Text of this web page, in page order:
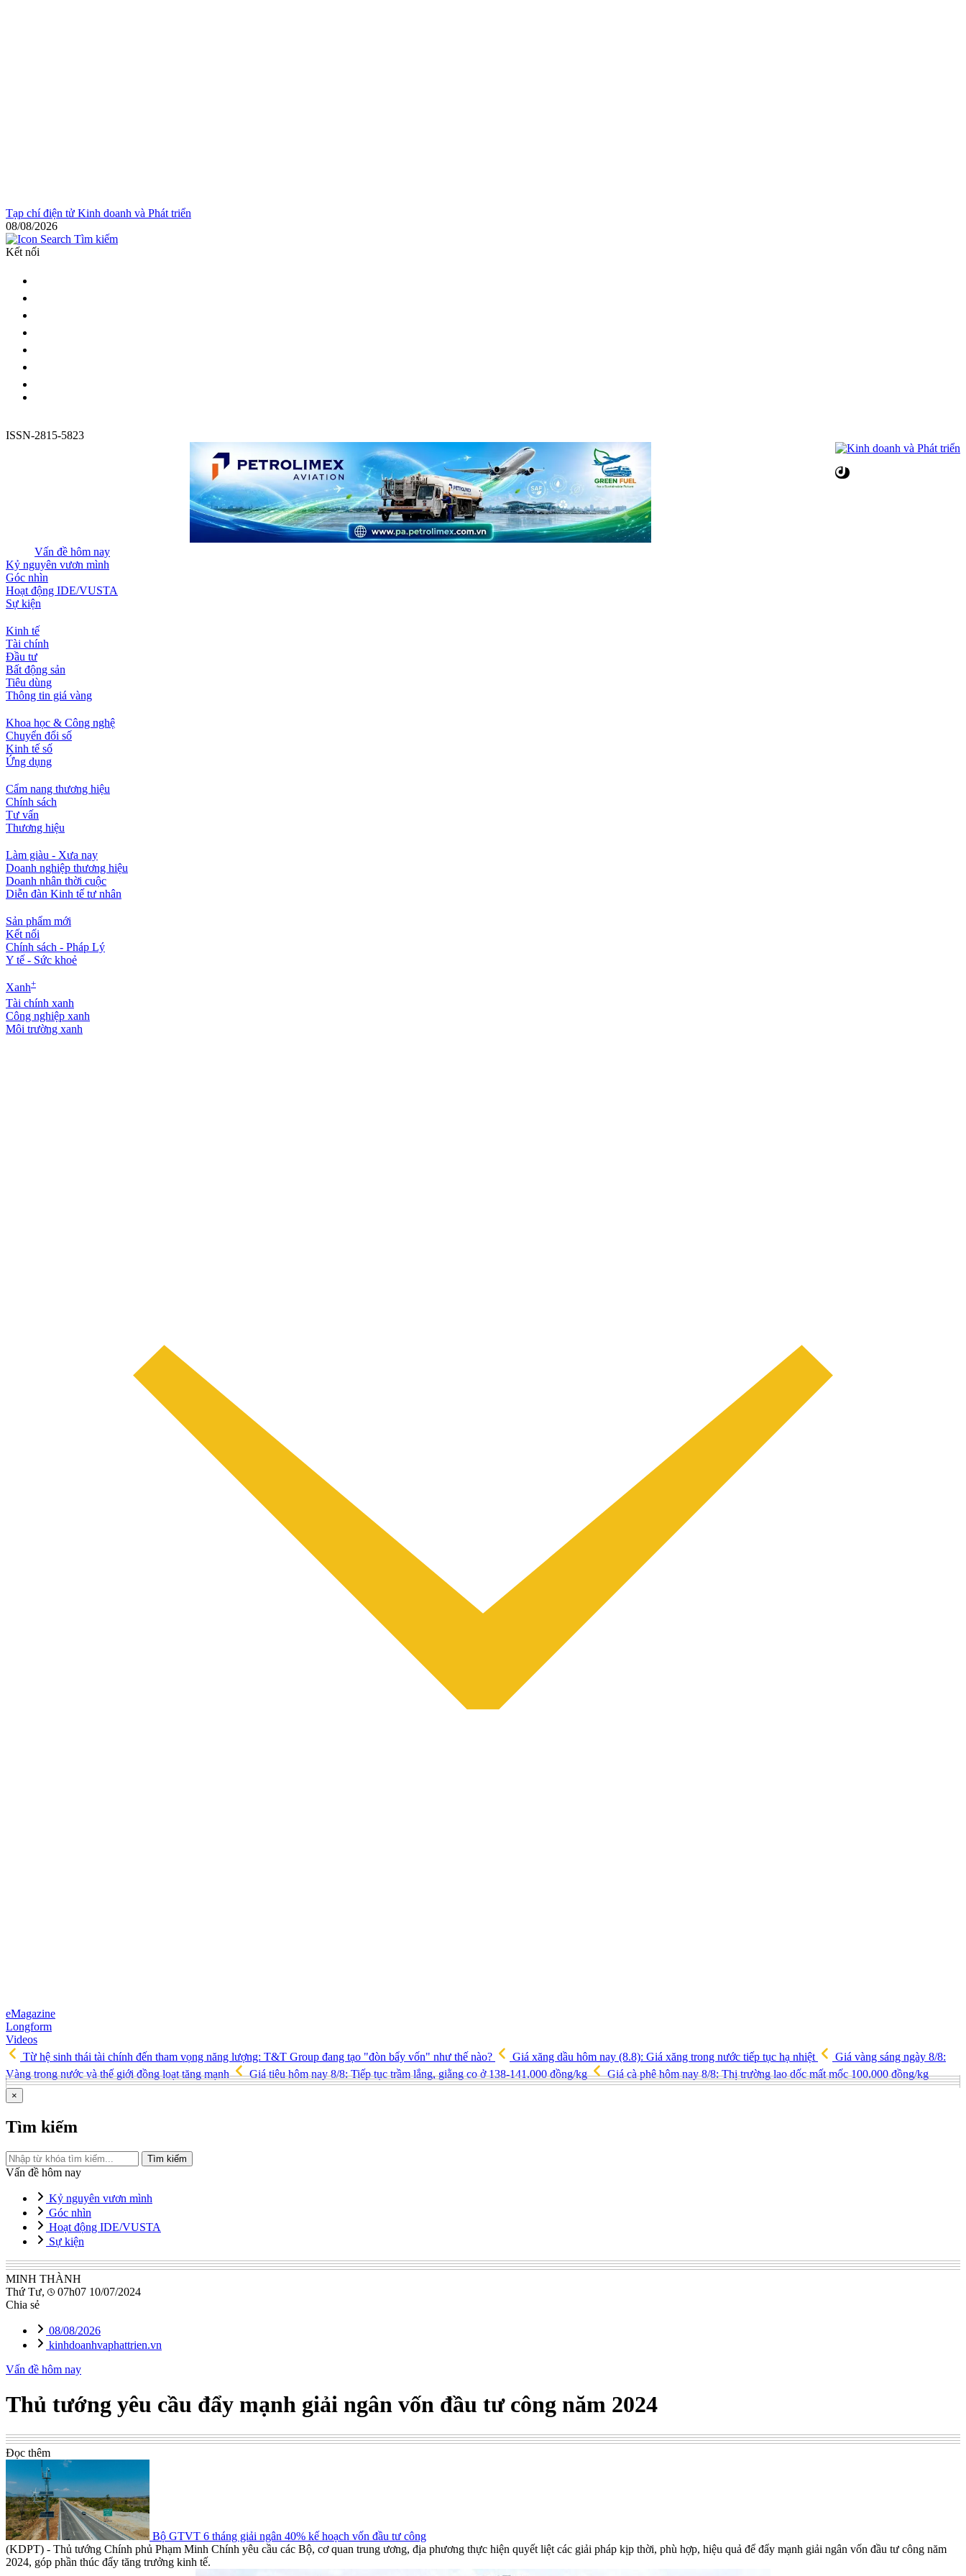
Tạp chí điện tử Kinh doanh và Phát triển
08/08/2026
Tìm kiếm
Kết nối
ISSN-2815-5823
Vấn đề hôm nay
Kỷ nguyên vươn mình
Góc nhìn
Hoạt động IDE/VUSTA
Sự kiện
Kinh tế
Tài chính
Đầu tư
Bất động sản
Tiêu dùng
Thông tin giá vàng
Khoa học & Công nghệ
Chuyển đổi số
Kinh tế số
Ứng dụng
Cẩm nang thương hiệu
Chính sách
Tư vấn
Thương hiệu
Làm giàu - Xưa nay
Doanh nghiệp thương hiệu
Doanh nhân thời cuộc
Diễn đàn Kinh tế tư nhân
Sản phẩm mới
Kết nối
Chính sách - Pháp Lý
Y tế - Sức khoẻ
Xanh+
Tài chính xanh
Công nghiệp xanh
Môi trường xanh
eMagazine
Longform
Videos
Từ hệ sinh thái tài chính đến tham vọng năng lượng: T&T Group đang tạo "đòn bẩy vốn" như thế nào?
Giá xăng dầu hôm nay (8.8): Giá xăng trong nước tiếp tục hạ nhiệt
Giá vàng sáng ngày 8/8:
Vàng trong nước và thế giới đồng loạt tăng mạnh
Giá tiêu hôm nay 8/8: Tiếp tục trầm lắng, giằng co ở 138-141.000 đồng/kg Giá cà phê hôm nay 8/8: Thị trường lao dốc mất mốc 100.000 đồng/kg
×
Tìm kiếm
Tìm kiếm
Vấn đề hôm nay
Kỷ nguyên vươn mình
Góc nhìn
Hoạt động IDE/VUSTA
Sự kiện
MINH THÀNH
Thứ Tư,
07h07 10/07/2024
Chia sẻ
08/08/2026
kinhdoanhvaphattrien.vn
Vấn đề hôm nay
Thủ tướng yêu cầu đẩy mạnh giải ngân vốn đầu tư công năm 2024
Đọc thêm
Bộ GTVT 6 tháng giải ngân 40% kế hoạch vốn đầu tư công
(KDPT) - Thủ tướng Chính phủ Phạm Minh Chính yêu cầu các Bộ, cơ quan trung ương, địa phương thực hiện quyết liệt các giải pháp kịp thời, phù hợp, hiệu quả để đẩy mạnh giải ngân vốn đầu tư công năm
2024, góp phần thúc đẩy tăng trưởng kinh tế.